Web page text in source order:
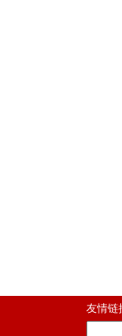
友情链